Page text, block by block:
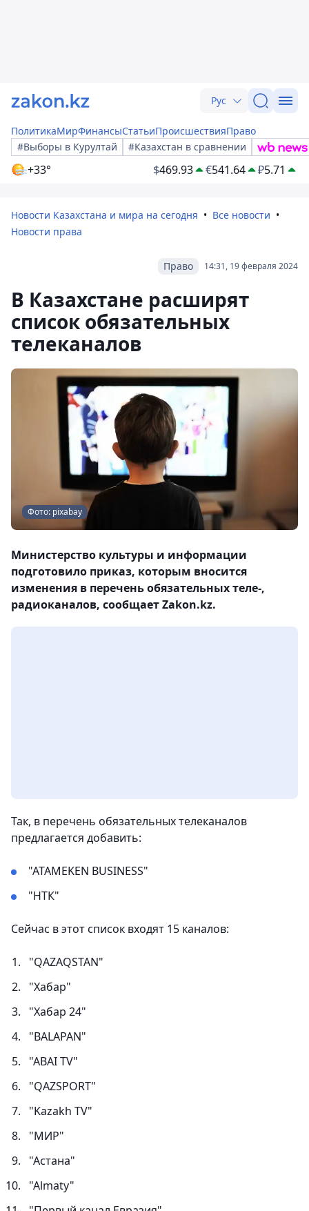
Рус
ПолитикаМирФинансыСтатьиПроисшествияПраво
#Выборы в Курултай
#Казахстан в сравнении
+33° $469.93 €541.64 ₽5.71
Новости Казахстана и мира на сегодня
Все новости
Новости права
14:31, 19 февраля 2024
Право
В Казахстане расширят
список обязательных
телеканалов
Фото: pixabay
Министерство культуры и информации
подготовило приказ, которым вносится
изменения в перечень обязательных теле-,
радиоканалов, сообщает Zakon.kz.
Так, в перечень обязательных телеканалов
предлагается добавить:
"ATAMEKEN BUSINESS"
"НТК"
Сейчас в этот список входят 15 каналов:
"QAZAQSTAN"
"Хабар"
"Хабар 24"
"BALAPAN"
"ABAI TV"
"QAZSPORT"
"Kazakh TV"
"МИР"
"Астана"
"Almaty"